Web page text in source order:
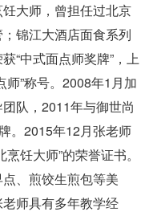
大师，曾担任过北京
锦江大酒店面食系列
“中式面点师奖牌”，上
师”称号。2008年1月加
队，2011年与御世尚
。2015年12月张老师
饪大师”的荣誉证书。
、煎饺生煎包等美
师具有多年教学经